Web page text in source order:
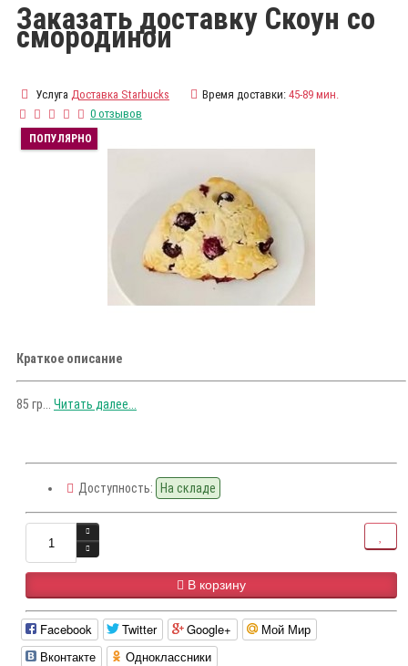
Заказать доставку Скоун со
смородиной
Услуга Доставка Starbucks Время доставки: 45-89 мин.
0 отзывов
ПОПУЛЯРНО
Краткое описание
85 гр... Читать далее...
Доступность: На складе
В корзину
Facebook Twitter Google+
Мой Мир
Вконтакте
Одноклассники